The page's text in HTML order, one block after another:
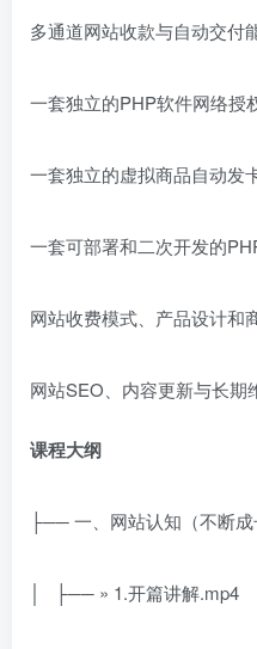
多通道网站收款与自动交付
一套独立的PHP软件网络授
一套独立的虚拟商品自动发
一套可部署和二次开发的
网站收费模式、产品设计和
网站SEO、内容更新与长期
课程大纲
├── 一、网站认知（不断成
│ ├── » 1.开篇讲解.mp4